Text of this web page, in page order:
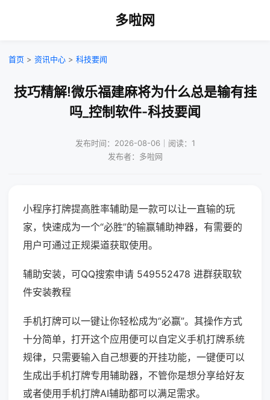
多啦网
首页 > 资讯中心 > 科技要闻
技巧精解!微乐福建麻将为什么总是输有挂
吗_控制软件-科技要闻
发布时间：2026-08-06｜阅读：1
发布者：多啦网
小程序打牌提高胜率辅助是一款可以让一直输的玩
家，快速成为一个“必胜”的输赢辅助神器，有需要的
用户可通过正规渠道获取使用。
辅助安装，可QQ搜索申请 549552478 进群获取软
件安装教程
手机打牌可以一键让你轻松成为“必赢”。其操作方式
十分简单，打开这个应用便可以自定义手机打牌系统
规律，只需要输入自己想要的开挂功能，一键便可以
生成出手机打牌专用辅助器，不管你是想分享给好友
或者使用手机打牌AI辅助都可以满足需求。